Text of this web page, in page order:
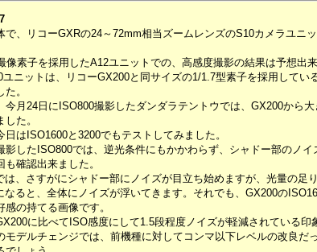
で、リコーGXRの24～72mm相当ズームレンズのS10カメラユニ
像素子を採用したA12ユニットでの、高感度撮影の結果は予想出来
ユニットは、リコーGX200と同サイズの1/1.7型素子を採用してい
。
今月24日にISO800撮影したダンダラテントウでは、GX200から
た。
日はISO1600と3200でもテストしてみました。
影したISO800では、逆光条件にもかかわらず、シャドー部のノ
も確認出来ました。
は、さすがにシャドー部にノイズが目立ち始めますが、光量の足
なると、全体にノイズが浮いてきます。それでも、GX200の
感の持てる画像です。
に比べてISO感度にして1.5段程度ノイズが軽減されている印
モデルチェンジでは、前機種に対してコンマ以下レベルの改良だ